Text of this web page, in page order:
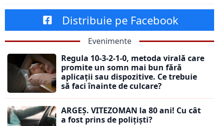
Distribuie pe Facebook
Evenimente
Regula 10-3-2-1-0, metoda virală care
promite un somn mai bun fără
aplicații sau dispozitive. Ce trebuie
să faci înainte de culcare?
ARGEȘ. VITEZOMAN la 80 ani! Cu cât
a fost prins de polițiști?